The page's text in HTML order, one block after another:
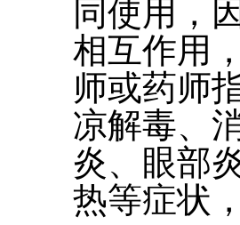
同使用，
相互作用
师或药师
凉解毒、
炎、眼部
热等症状